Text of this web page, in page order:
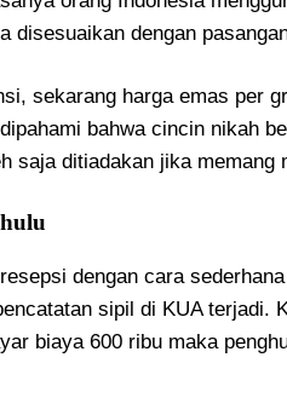
disesuaikan dengan
sekarang harga emas per
bahwa cincin nikah
saja ditiadakan jika memang
dengan cara
sipil di KUA terjadi.
biaya 600 ribu maka